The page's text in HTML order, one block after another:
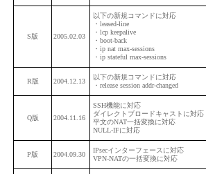
S版 2005.02.03
以下の新規コマンドに対応
・leased-line
・lcp keepalive
・boot-back
・ip nat max-sessions
・ip stateful max-sessions
R版 2004.12.13
以下の新規コマンドに対応
・release session addr-changed
Q版 2004.11.16
SSH機能に対応
ダイレクトブロードキャストに対応
平文のNAT一括変換に対応
NULL-IFに対応
P版 2004.09.30
IPsecインターフェースに対応
VPN-NATの一括変換に対応